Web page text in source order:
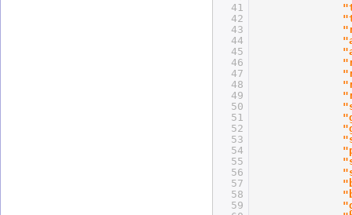
41
42
43
44
45
46
47
48
49
50
51
52
53
54
55
56
57
58
59